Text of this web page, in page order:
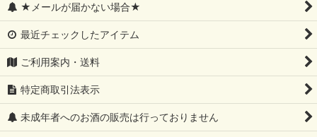
★メールが届かない場合★
最近チェックしたアイテム
ご利用案内・送料
特定商取引法表示
未成年者へのお酒の販売は行っておりません